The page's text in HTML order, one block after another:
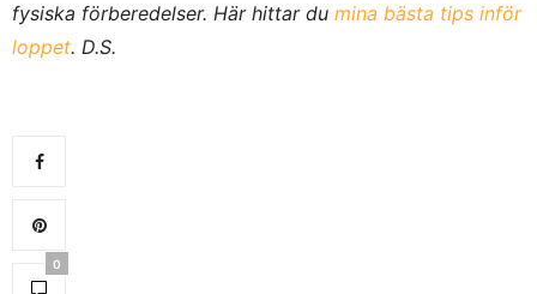
fysiska förberedelser. Här hittar du mina bästa tips inför
loppet. D.S.
0